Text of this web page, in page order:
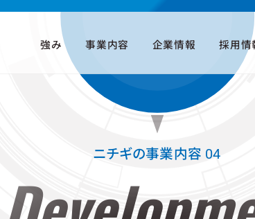
強み 事業内容 企業情報 採用情
ニチギの事業内容 04